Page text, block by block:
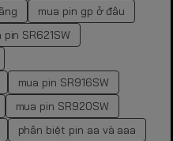
mua pin gp ở đâu
pin SR621SW
mua pin SR916SW
mua pin SR920SW
phân biệt pin aa và aaa